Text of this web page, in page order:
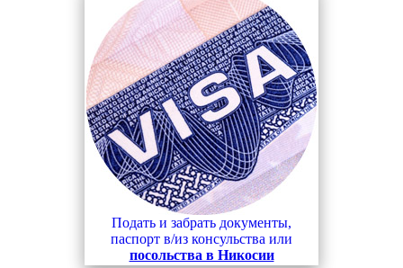
Подать и забрать документы,
паспорт в/из консульства или
посольства в Никосии